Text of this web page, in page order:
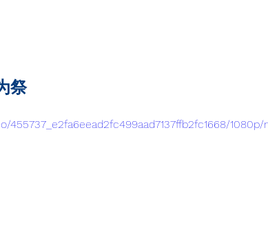
祭
455737_e2fa6eead2fc499aad7137ffb2fc1668/